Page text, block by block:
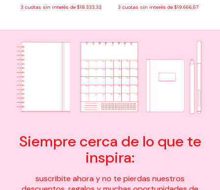
3 cuotas sin interés de $18.333,33 3 cuotas sin interés de $19.666,67
Siempre cerca de lo que te
inspira:
suscribite ahora y no te pierdas nuestros